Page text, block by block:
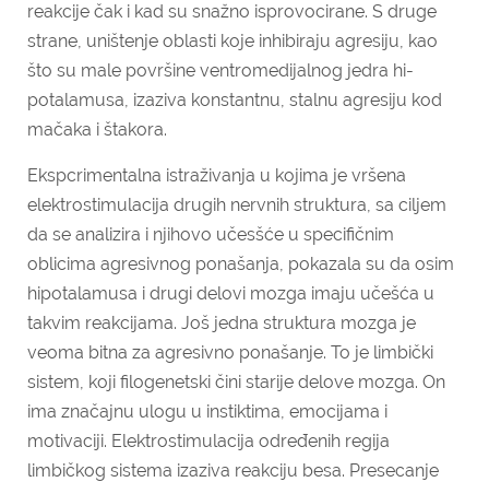
reakcije čak i kad su snažno isprovocirane. S druge
strane, uništenje oblasti koje inhibiraju agresiju, kao
što su male površine ventromedijalnog jedra hi­
potalamusa, izaziva konstantnu, stalnu agresiju kod
mačaka i štakora.
Ekspcrimentalna istraživanja u kojima je vršena
elektrostimulacija drugih nervnih struktura, sa ciljem
da se analizira i njihovo učesšće u specifičnim
oblicima agresivnog ponašanja, pokazala su da osim
hipo­talamusa i drugi delovi mozga imaju učešća u
takvim reakcijama. Još jedna struktura mozga je
veoma bitna za agresivno ponašanje. To je limbički
sistem, koji filogenetski čini starije delove mozga. On
ima značajnu ulogu u instiktima, emocijama i
motivaciji. Elektrostimulacija određenih regija
limbičkog sistema izaziva reakciju be­sa. Presecanje